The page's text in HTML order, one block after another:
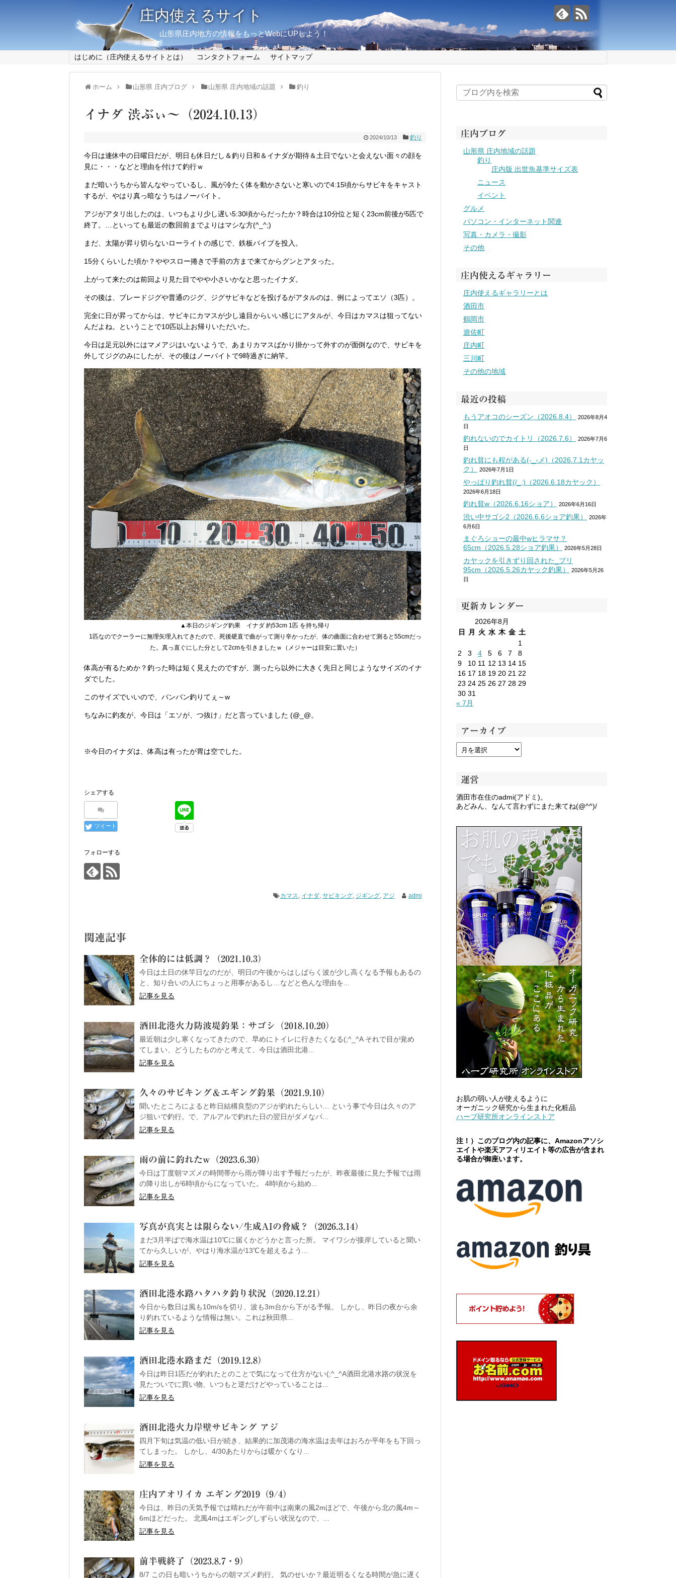
庄内使えるサイト
山形県庄内地方の情報をもっとWebにUPしよう！
はじめに（庄内使えるサイトとは） コンタクトフォーム サイトマップ
ホーム 山形県 庄内ブログ 山形県 庄内地域の話題 釣り
イナダ 渋ぶぃ～（2024.10.13）
2024/10/13 釣り
今日は連休中の日曜日だが、明日も休日だし＆釣り日和＆イナダが期待＆土日でないと会えない面々の顔を
見に・・・などと理由を付けて釣行ｗ
まだ暗いうちから皆んなやっているし、風が冷たく体を動かさないと寒いので4:15頃からサビキをキャスト
するが、やはり真っ暗なうちはノーバイト。
アジがアタリ出したのは、いつもより少し遅い5:30頃からだったか？時合は10分位と短く23cm前後が5匹で
終了。…といっても最近の数回前までよりはマシな方(^_^;)
まだ、太陽が昇り切らないローライトの感じで、鉄板バイブを投入。
15分くらいした頃か？ややスロー捲きで手前の方まで来てからグンとアタった。
上がって来たのは前回より見た目でやや小さいかなと思ったイナダ。
その後は、ブレードジグや普通のジグ、ジグサビキなどを投げるがアタルのは、例によってエソ（3匹）。
完全に日が昇ってからは、サビキにカマスが少し遠目からいい感じにアタルが、今日はカマスは狙ってない
んだよね。ということで10匹以上お帰りいただいた。
今日は足元以外にはマメアジはいないようで、あまりカマスばかり掛かって外すのが面倒なので、サビキを
外してジグのみにしたが、その後はノーバイトで9時過ぎに納竿。
▲本日のジギング釣果 イナダ 約53cm 1匹 を持ち帰り
1匹なのでクーラーに無理矢理入れてきたので、死後硬直で曲がって測り辛かったが、体の曲面に合わせて測ると55cmだっ
た。真っ直ぐにした分として2cmを引きましたｗ（メジャーは目安に置いた）
体高が有るためか？釣った時は短く見えたのですが、測ったら以外に大きく先日と同じようなサイズのイナ
ダでした。
このサイズでいいので、バンバン釣りてぇ～w
ちなみに釣友が、今日は「エソが、つ抜け」だと言っていました (@_@。
※今日のイナダは、体高は有ったが胃は空でした。
シェアする
ツイート
フォローする
カマス, イナダ, サビキング, ジギング, アジ admi
関連記事
全体的には低調？（2021.10.3）
今日は土日の休竿日なのだが、明日の午後からはしばらく波が少し高くなる予報もあるの
と、知り合いの人にちょっと用事があるし…などと色んな理由を...
記事を見る
酒田北港火力防波堤釣果：サゴシ（2018.10.20）
最近朝は少し寒くなってきたので、早めにトイレに行きたくなる(;^_^A それで目が覚め
てしまい、どうしたものかと考えて、今日は酒田北港...
記事を見る
久々のサビキング＆エギング釣果（2021.9.10）
聞いたところによると昨日結構良型のアジが釣れたらしい… という事で今日は久々のア
ジ狙いで釣行。で、アルアルで釣れた日の翌日がダメなパ...
記事を見る
雨の前に釣れたw（2023.6.30）
今日は丁度朝マズメの時間帯から雨が降り出す予報だったが、昨夜最後に見た予報では雨
の降り出しが6時頃からになっていた。 4時頃から始め...
記事を見る
写真が真実とは限らない/生成AIの脅威？（2026.3.14）
まだ3月半ばで海水温は10℃に届くかどうかと言った所。 マイワシが接岸していると聞い
てから久しいが、やはり海水温が13℃を超えるよう...
記事を見る
酒田北港水路ハタハタ釣り状況（2020.12.21）
今日から数日は風も10m/sを切り、波も3m台から下がる予報。 しかし、昨日の夜から余
り釣れているような情報は無い。これは秋田県...
記事を見る
酒田北港水路まだ（2019.12.8）
今日は昨日1匹だが釣れたとのことで気になって仕方がない(;^_^A酒田北港水路の状況を
見たついでに買い物、いつもと逆だけどやっていることは...
記事を見る
酒田北港火力岸壁サビキング アジ
四月下旬は気温の低い日が続き、結果的に加茂港の海水温は去年はおろか平年をも下回っ
てしまった。 しかし、4/30あたりからは暖かくなり...
記事を見る
庄内アオリイカ エギング2019（9/4）
今日は、昨日の天気予報では晴れだが午前中は南東の風2mほどで、午後から北の風4m～
6mほどだった。 北風4mはエギングしずらい状況なので、...
記事を見る
前半戦終了（2023.8.7・9）
8/7 この日も暗いうちからの朝マズメ釣行。 気のせいか？最近明るくなる時間が急に遅く
庄内ブログ
山形県 庄内地域の話題
釣り
庄内版 出世魚基準サイズ表
ニュース
イベント
グルメ
パソコン・インターネット関連
写真・カメラ・撮影
その他
庄内使えるギャラリー
庄内使えるギャラリーとは
酒田市
鶴岡市
遊佐町
庄内町
三川町
その他の地域
最近の投稿
もうアオコのシーズン（2026.8.4）
2026年8月4
日
釣れないのでカイトリ（2026.7.6）
2026年7月6
日
釣れ貧にも程がある(-_-メ)（2026.7.1カヤッ
ク）
2026年7月1日
やっぱり釣れ貧(/_;)（2026.6.18カヤック）
2026年6月18日
釣れ貧w（2026.6.16ショア） 2026年6月16日
渋い中サゴシ2（2026.6.6ショア釣果）
2026年
6月6日
まぐろショーの最中wヒラマサ？
65cm（2026.5.28ショア釣果）
2026年5月28日
カヤックを引きずり回された_ブリ
95cm（2026.5.26カヤック釣果）
2026年5月26
日
更新カレンダー
2026年8月
日
月 火 水 木 金 土
1
2
3 4 5 6 7
8
9
10 11 12 13 14 15
16 17 18 19 20 21 22
23 24 25 26 27 28 29
30 31
« 7月
アーカイブ
運営
酒田市在住のadmi(アドミ)。
あどみん、なんて言わずにまた来てね(@^^)/
お肌の弱い人が使えるように
オーガニック研究から生まれた化粧品
ハーブ研究所オンラインストア
注！）このブログ内の記事に、Amazonアソシ
エイトや楽天アフィリエイト等の広告が含まれ
る場合が御座います。